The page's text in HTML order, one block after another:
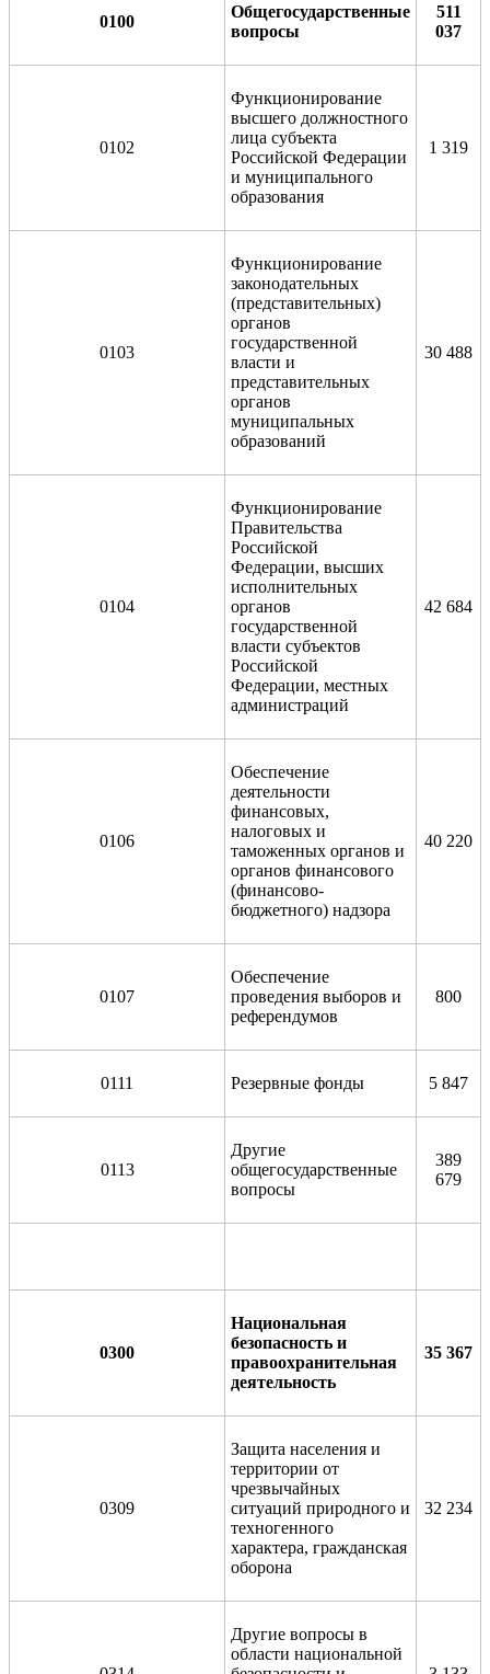
0100
Общегосударственные
вопросы
511
037
0102
Функционирование
высшего должностного
лица субъекта
Российской Федерации
и муниципального
образования
1 319
0103
Функционирование
законодательных
(представительных)
органов
государственной
власти и
представительных
органов
муниципальных
образований
30 488
0104
Функционирование
Правительства
Российской
Федерации, высших
исполнительных
органов
государственной
власти субъектов
Российской
Федерации, местных
администраций
42 684
0106
Обеспечение
деятельности
финансовых,
налоговых и
таможенных органов и
органов финансового
(финансово-
бюджетного) надзора
40 220
0107
Обеспечение
проведения выборов и
референдумов
800
0111 Резервные фонды 5 847
0113
Другие
общегосударственные
вопросы
389
679
0300
Национальная
безопасность и
правоохранительная
деятельность
35 367
0309
Защита населения и
территории от
чрезвычайных
ситуаций природного и
техногенного
характера, гражданская
оборона
32 234
Другие вопросы в
области национальной